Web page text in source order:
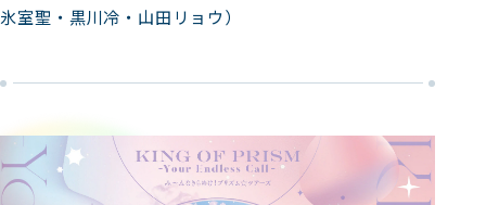
氷室聖・黒川冷・山田リョウ）